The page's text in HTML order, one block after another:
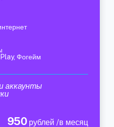
Фогейм
аккаунты
950 рублей /в месяц